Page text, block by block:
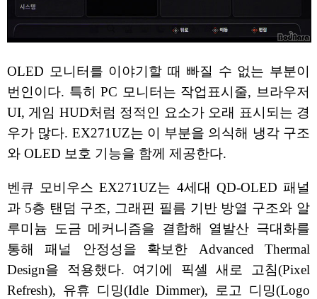
OLED 모니터를 이야기할 때 빠질 수 없는 부분이
번인이다. 특히 PC 모니터는 작업표시줄, 브라우저
UI, 게임 HUD처럼 정적인 요소가 오래 표시되는 경
우가 많다. EX271UZ는 이 부분을 의식해 냉각 구조
와 OLED 보호 기능을 함께 제공한다.
벤큐 모비우스 EX271UZ는 4세대 QD-OLED 패널
과 5층 탠덤 구조, 그래핀 필름 기반 방열 구조와 알
루미늄 도금 메커니즘을 결합해 열발산 극대화를
통해 패널 안정성을 확보한 Advanced Thermal
Design을 적용했다. 여기에 픽셀 새로 고침(Pixel
Refresh), 유휴 디밍(Idle Dimmer), 로고 디밍(Logo